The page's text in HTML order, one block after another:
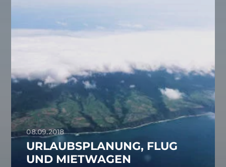
08.09.2018
URLAUBSPLANUNG, FLUG
UND MIETWAGEN